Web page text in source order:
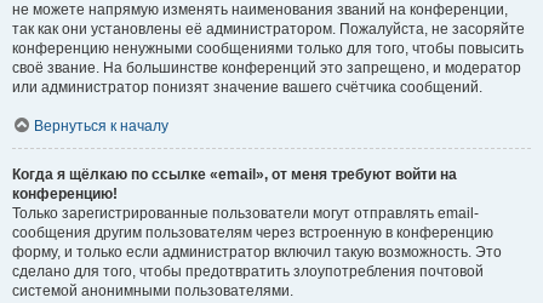
не можете напрямую изменять наименования званий на конференции,
так как они установлены её администратором. Пожалуйста, не засоряйте
конференцию ненужными сообщениями только для того, чтобы повысить
своё звание. На большинстве конференций это запрещено, и модератор
или администратор понизят значение вашего счётчика сообщений.
Вернуться к началу
Когда я щёлкаю по ссылке «email», от меня требуют войти на
конференцию!
Только зарегистрированные пользователи могут отправлять email-
сообщения другим пользователям через встроенную в конференцию
форму, и только если администратор включил такую возможность. Это
сделано для того, чтобы предотвратить злоупотребления почтовой
системой анонимными пользователями.